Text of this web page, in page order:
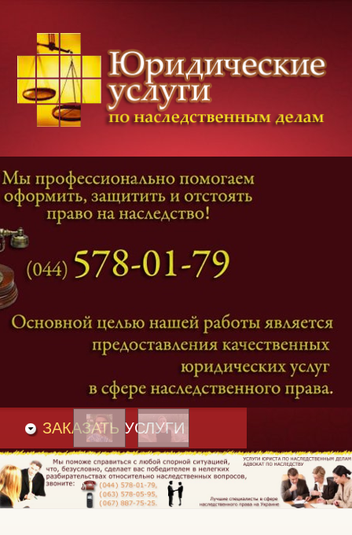
Категории дел
Наследование и Завещание
Оформление наследства
Оспаривание наследства
Адвокат наследственные дела
и Вакансии
ЗАКАЗАТЬ УСЛУГИ